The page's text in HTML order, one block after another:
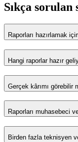
Sıkça
Raporları hazırlamak
Hangi raporlar hazır
Gerçek kârımı
Raporları muhasebeci
Birden fazla teknisyen